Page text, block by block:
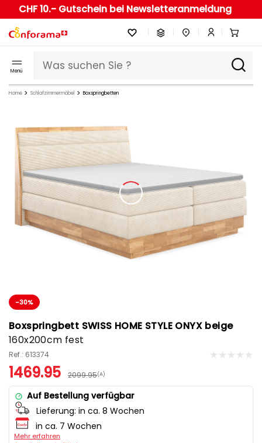
CHF 10.- Gutschein bei Newsletteranmeldung
Menü
Home Schlafzimmermöbel Boxspringbetten
-30%
Boxspringbett SWISS HOME STYLE ONYX beige
160x200cm fest
Ref.: 613374
1469.95 2099.95(A)
Auf Bestellung verfügbar
Lieferung: in ca. 8 Wochen
in ca. 7 Wochen
Mehr erfahren